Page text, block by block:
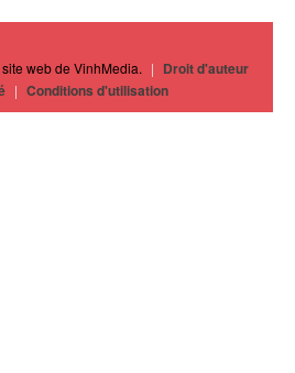
web de VinhMedia. | Droit d'auteur
| Conditions d'utilisation